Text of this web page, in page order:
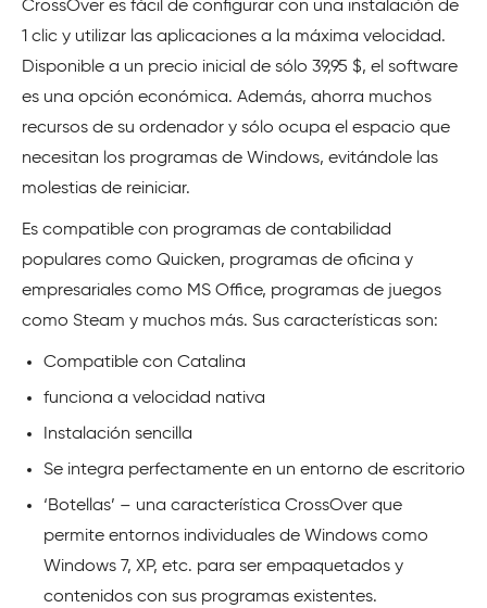
CrossOver es fácil de configurar con una instalación de
1 clic y utilizar las aplicaciones a la máxima velocidad.
Disponible a un precio inicial de sólo 39,95 $, el software
es una opción económica. Además, ahorra muchos
recursos de su ordenador y sólo ocupa el espacio que
necesitan los programas de Windows, evitándole las
molestias de reiniciar.
Es compatible con programas de contabilidad
populares como Quicken, programas de oficina y
empresariales como MS Office, programas de juegos
como Steam y muchos más. Sus características son:
Compatible con Catalina
funciona a velocidad nativa
Instalación sencilla
Se integra perfectamente en un entorno de escritorio
‘Botellas’ – una característica CrossOver que
permite entornos individuales de Windows como
Windows 7, XP, etc. para ser empaquetados y
contenidos con sus programas existentes.